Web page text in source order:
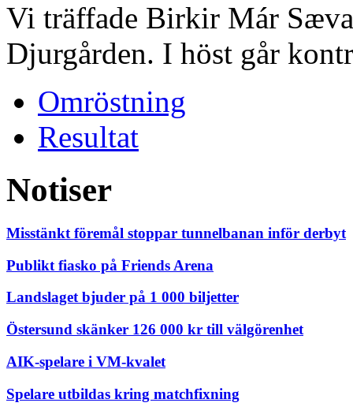
Vi träffade Birkir Már
Djurgården. I höst går
Omröstning
Resultat
Notiser
Misstänkt föremål stoppar tunnelbanan inför derbyt
Publikt fiasko på Friends Arena
Landslaget bjuder på 1 000 biljetter
Östersund skänker 126 000 kr till välgörenhet
AIK-spelare i VM-kvalet
Spelare utbildas kring matchfixning